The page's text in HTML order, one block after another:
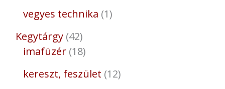
vegyes technika 1
Kegytárgy 42
imafüzér 18
kereszt, feszület 12